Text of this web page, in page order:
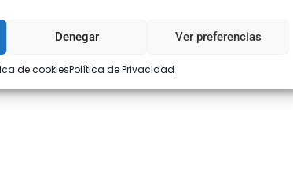
Denegar Ver preferencias
de cookiesPolítica de Privacidad